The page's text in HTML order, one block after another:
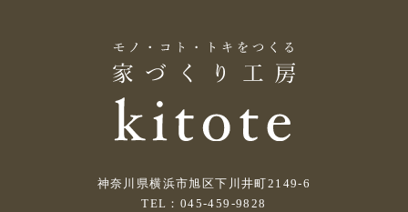
神奈川県横浜市旭区下川井町2149-6
TEL：045-459-9828